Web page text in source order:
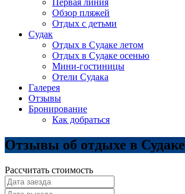
Первая линия
Обзор пляжей
Отдых с детьми
Судак
Отдых в Судаке летом
Отдых в Судаке осенью
Мини-гостиницы
Отели Судака
Галерея
Отзывы
Бронирование
Как добраться
Отзывы об отдыхе в Судаке
Рассчитать стоимость